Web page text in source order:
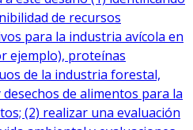
de recursos
para la industria avícola en
ejemplo), proteínas
de la industria forestal,
de alimentos para la
(2) realizar una evaluación